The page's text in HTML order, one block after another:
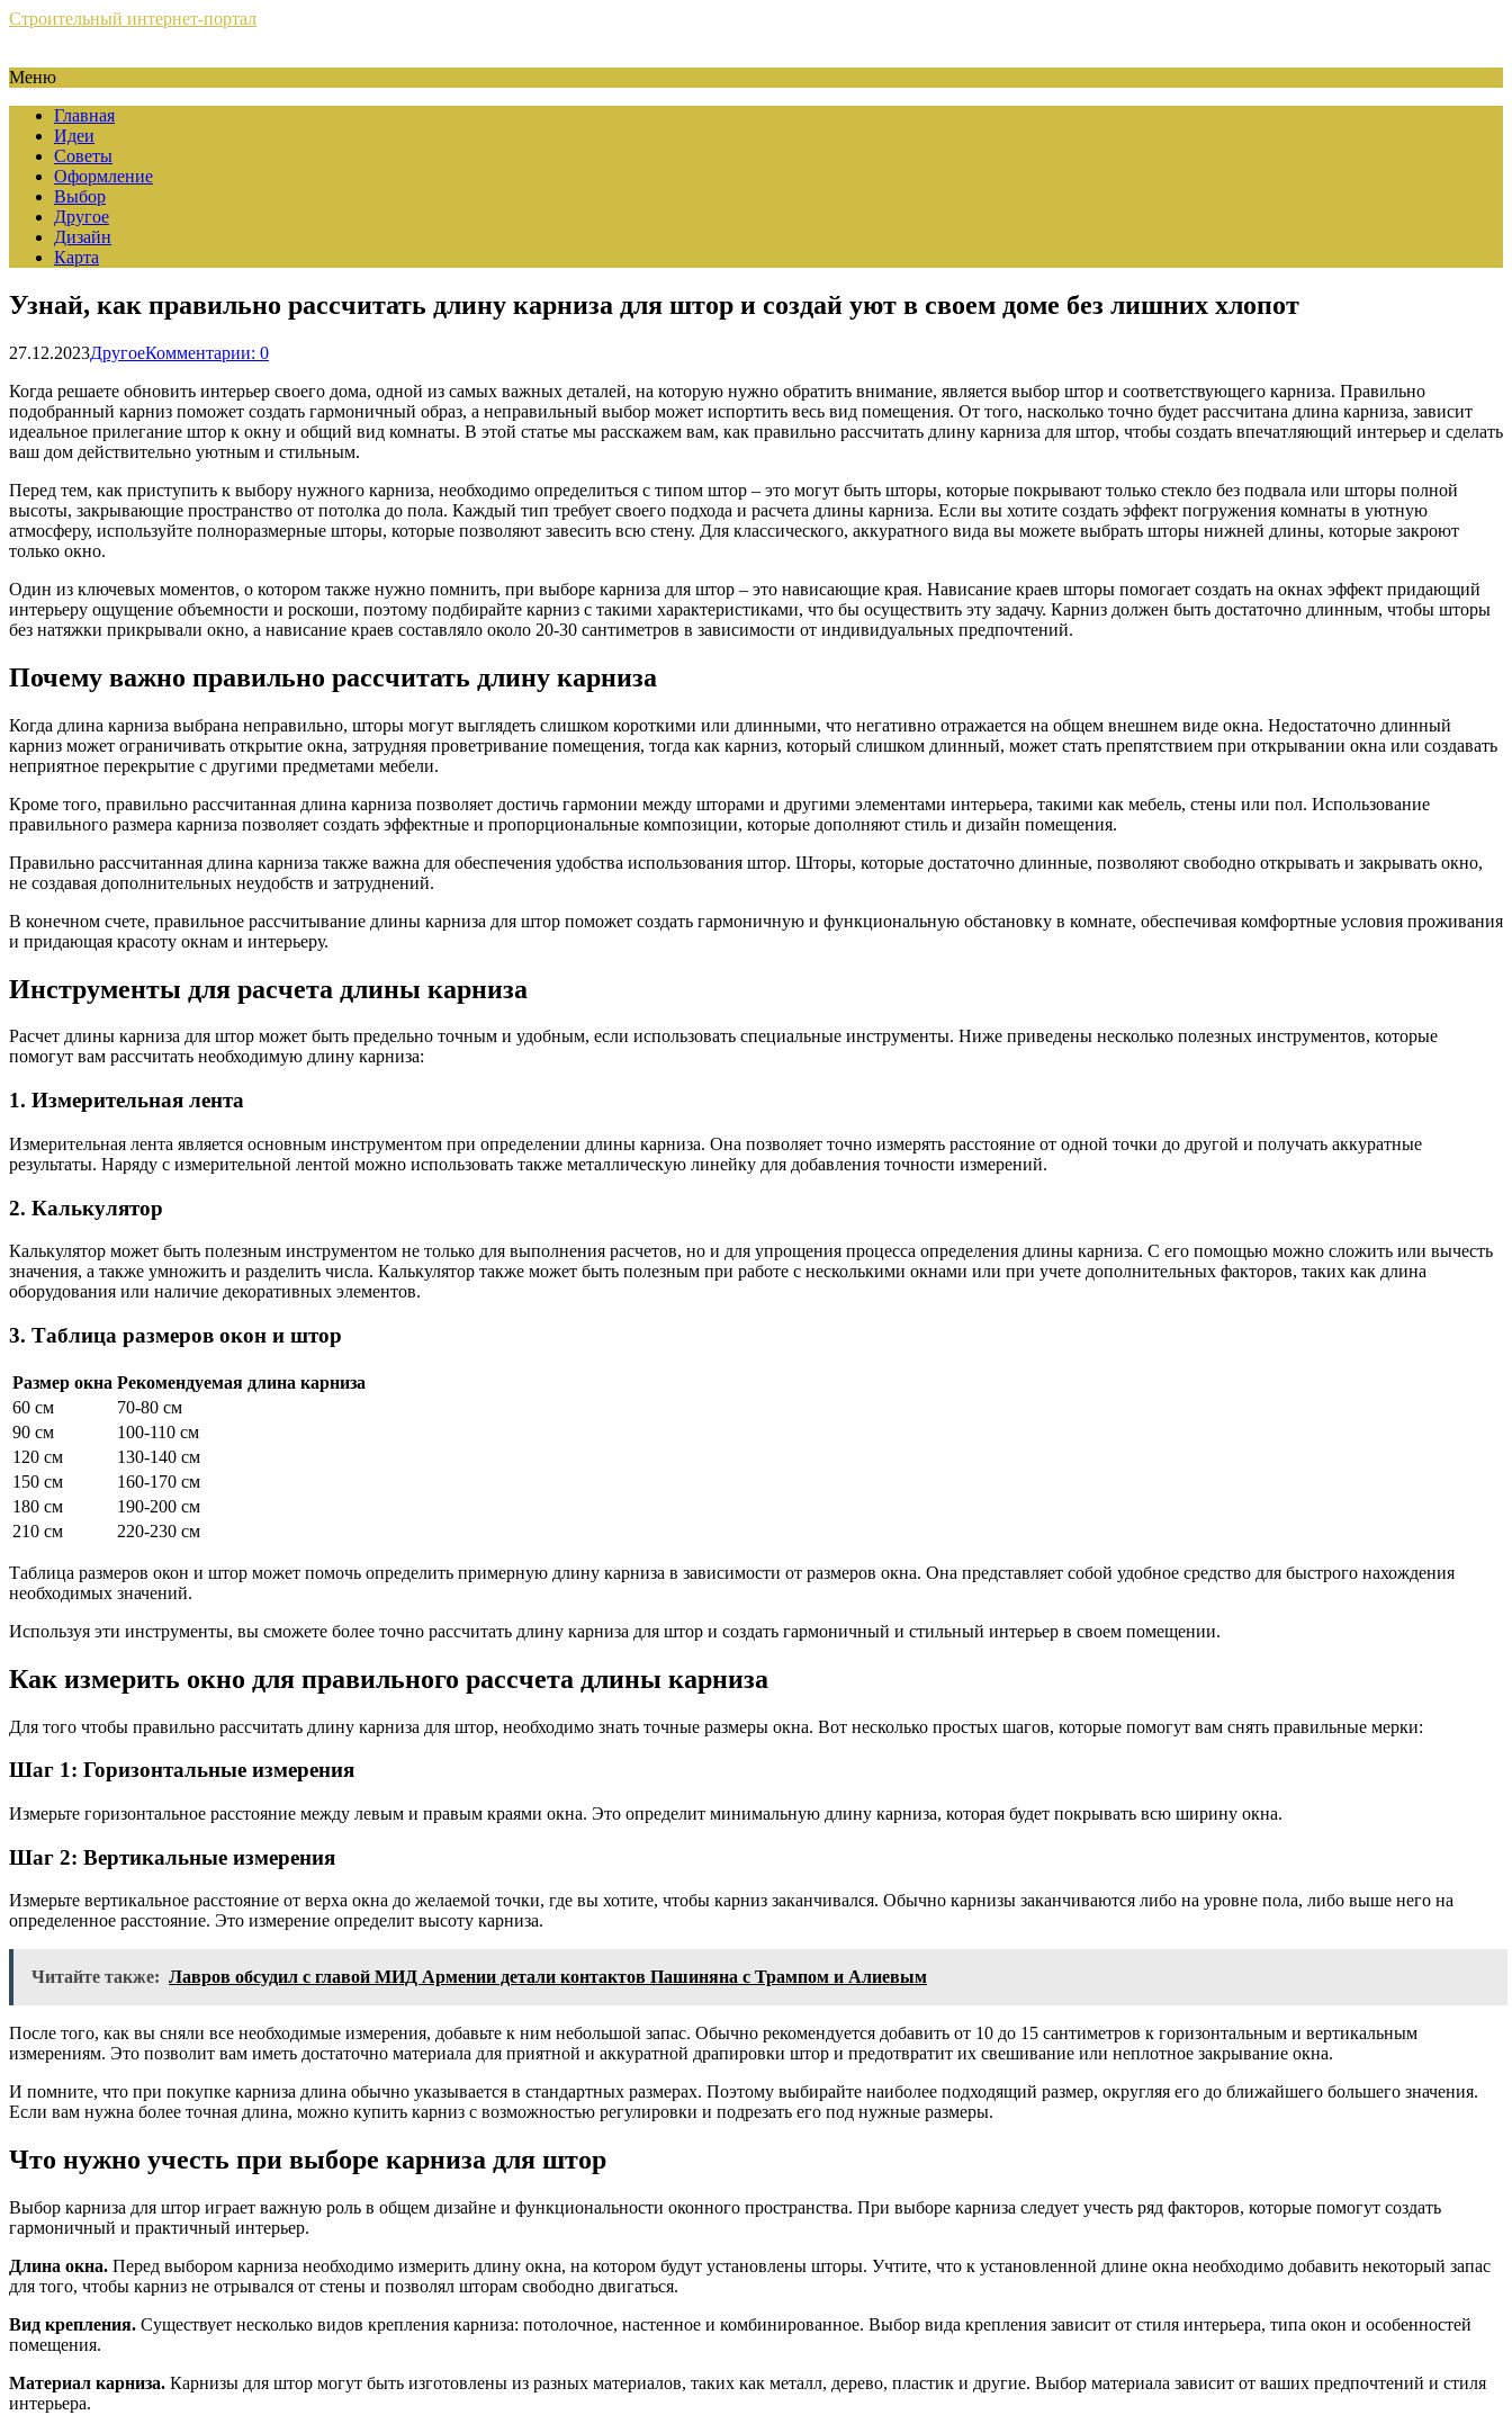
Строительный интернет-портал
Меню
Главная
Идеи
Советы
Оформление
Выбор
Другое
Дизайн
Карта
Узнай, как правильно рассчитать длину карниза для штор и создай уют в своем доме без лишних хлопот
27.12.2023ДругоеКомментарии: 0
Когда решаете обновить интерьер своего дома, одной из самых важных деталей, на которую нужно обратить внимание, является выбор штор и соответствующего карниза. Правильно
подобранный карниз поможет создать гармоничный образ, а неправильный выбор может испортить весь вид помещения. От того, насколько точно будет рассчитана длина карниза, зависит
идеальное прилегание штор к окну и общий вид комнаты. В этой статье мы расскажем вам, как правильно рассчитать длину карниза для штор, чтобы создать впечатляющий интерьер и сделать
ваш дом действительно уютным и стильным.
Перед тем, как приступить к выбору нужного карниза, необходимо определиться с типом штор – это могут быть шторы, которые покрывают только стекло без подвала или шторы полной
высоты, закрывающие пространство от потолка до пола. Каждый тип требует своего подхода и расчета длины карниза. Если вы хотите создать эффект погружения комнаты в уютную
атмосферу, используйте полноразмерные шторы, которые позволяют завесить всю стену. Для классического, аккуратного вида вы можете выбрать шторы нижней длины, которые закроют
только окно.
Один из ключевых моментов, о котором также нужно помнить, при выборе карниза для штор – это нависающие края. Нависание краев шторы помогает создать на окнах эффект придающий
интерьеру ощущение объемности и роскоши, поэтому подбирайте карниз с такими характеристиками, что бы осуществить эту задачу. Карниз должен быть достаточно длинным, чтобы шторы
без натяжки прикрывали окно, а нависание краев составляло около 20-30 сантиметров в зависимости от индивидуальных предпочтений.
Почему важно правильно рассчитать длину карниза
Когда длина карниза выбрана неправильно, шторы могут выглядеть слишком короткими или длинными, что негативно отражается на общем внешнем виде окна. Недостаточно длинный
карниз может ограничивать открытие окна, затрудняя проветривание помещения, тогда как карниз, который слишком длинный, может стать препятствием при открывании окна или создавать
неприятное перекрытие с другими предметами мебели.
Кроме того, правильно рассчитанная длина карниза позволяет достичь гармонии между шторами и другими элементами интерьера, такими как мебель, стены или пол. Использование
правильного размера карниза позволяет создать эффектные и пропорциональные композиции, которые дополняют стиль и дизайн помещения.
Правильно рассчитанная длина карниза также важна для обеспечения удобства использования штор. Шторы, которые достаточно длинные, позволяют свободно открывать и закрывать окно,
не создавая дополнительных неудобств и затруднений.
В конечном счете, правильное рассчитывание длины карниза для штор поможет создать гармоничную и функциональную обстановку в комнате, обеспечивая комфортные условия проживания
и придающая красоту окнам и интерьеру.
Инструменты для расчета длины карниза
Расчет длины карниза для штор может быть предельно точным и удобным, если использовать специальные инструменты. Ниже приведены несколько полезных инструментов, которые
помогут вам рассчитать необходимую длину карниза:
1. Измерительная лента
Измерительная лента является основным инструментом при определении длины карниза. Она позволяет точно измерять расстояние от одной точки до другой и получать аккуратные
результаты. Наряду с измерительной лентой можно использовать также металлическую линейку для добавления точности измерений.
2. Калькулятор
Калькулятор может быть полезным инструментом не только для выполнения расчетов, но и для упрощения процесса определения длины карниза. С его помощью можно сложить или вычесть
значения, а также умножить и разделить числа. Калькулятор также может быть полезным при работе с несколькими окнами или при учете дополнительных факторов, таких как длина
оборудования или наличие декоративных элементов.
3. Таблица размеров окон и штор
Размер окна Рекомендуемая длина карниза
60 см
70-80 см
90 см
100-110 см
120 см
130-140 см
150 см
160-170 см
180 см
190-200 см
210 см
220-230 см
Таблица размеров окон и штор может помочь определить примерную длину карниза в зависимости от размеров окна. Она представляет собой удобное средство для быстрого нахождения
необходимых значений.
Используя эти инструменты, вы сможете более точно рассчитать длину карниза для штор и создать гармоничный и стильный интерьер в своем помещении.
Как измерить окно для правильного рассчета длины карниза
Для того чтобы правильно рассчитать длину карниза для штор, необходимо знать точные размеры окна. Вот несколько простых шагов, которые помогут вам снять правильные мерки:
Шаг 1: Горизонтальные измерения
Измерьте горизонтальное расстояние между левым и правым краями окна. Это определит минимальную длину карниза, которая будет покрывать всю ширину окна.
Шаг 2: Вертикальные измерения
Измерьте вертикальное расстояние от верха окна до желаемой точки, где вы хотите, чтобы карниз заканчивался. Обычно карнизы заканчиваются либо на уровне пола, либо выше него на
определенное расстояние. Это измерение определит высоту карниза.
Читайте также: Лавров обсудил с главой МИД Армении детали контактов Пашиняна с Трампом и Алиевым
После того, как вы сняли все необходимые измерения, добавьте к ним небольшой запас. Обычно рекомендуется добавить от 10 до 15 сантиметров к горизонтальным и вертикальным
измерениям. Это позволит вам иметь достаточно материала для приятной и аккуратной драпировки штор и предотвратит их свешивание или неплотное закрывание окна.
И помните, что при покупке карниза длина обычно указывается в стандартных размерах. Поэтому выбирайте наиболее подходящий размер, округляя его до ближайшего большего значения.
Если вам нужна более точная длина, можно купить карниз с возможностью регулировки и подрезать его под нужные размеры.
Что нужно учесть при выборе карниза для штор
Выбор карниза для штор играет важную роль в общем дизайне и функциональности оконного пространства. При выборе карниза следует учесть ряд факторов, которые помогут создать
гармоничный и практичный интерьер.
Длина окна. Перед выбором карниза необходимо измерить длину окна, на котором будут установлены шторы. Учтите, что к установленной длине окна необходимо добавить некоторый запас
для того, чтобы карниз не отрывался от стены и позволял шторам свободно двигаться.
Вид крепления. Существует несколько видов крепления карниза: потолочное, настенное и комбинированное. Выбор вида крепления зависит от стиля интерьера, типа окон и особенностей
помещения.
Материал карниза. Карнизы для штор могут быть изготовлены из разных материалов, таких как металл, дерево, пластик и другие. Выбор материала зависит от ваших предпочтений и стиля
интерьера.